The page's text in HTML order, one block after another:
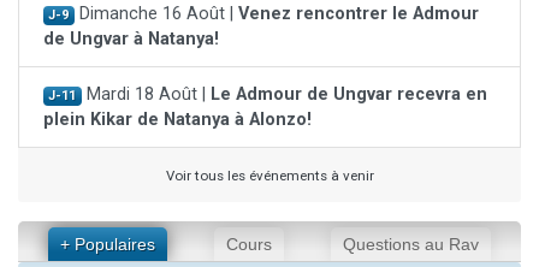
J-9 Dimanche 16 Août | Venez rencontrer le Admour
de Ungvar à Natanya!
J-11 Mardi 18 Août |
Le Admour de Ungvar recevra en
plein Kikar de Natanya à Alonzo!
Voir tous les événements à venir
+ Populaires Cours Questions au Rav